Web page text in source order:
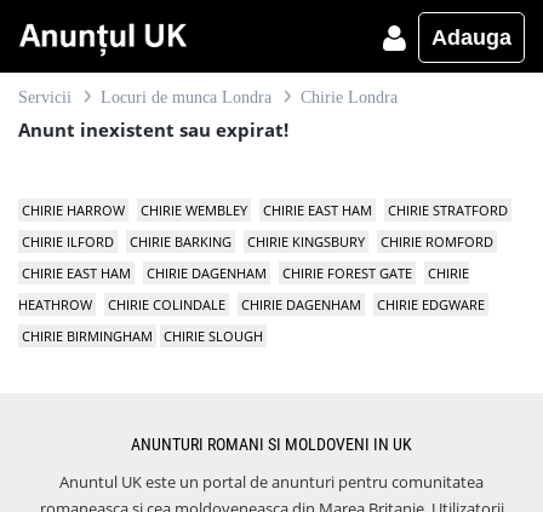
Adauga
Servicii Locuri de munca Londra Chirie Londra
Anunt inexistent sau expirat!
CHIRIE HARROW CHIRIE WEMBLEY CHIRIE EAST HAM
CHIRIE STRATFORD
CHIRIE ILFORD
CHIRIE BARKING CHIRIE KINGSBURY
CHIRIE ROMFORD
CHIRIE EAST HAM
CHIRIE DAGENHAM CHIRIE FOREST GATE
CHIRIE
HEATHROW
CHIRIE COLINDALE CHIRIE DAGENHAM
CHIRIE EDGWARE
CHIRIE BIRMINGHAM
CHIRIE SLOUGH
ANUNTURI ROMANI SI MOLDOVENI IN UK
Anuntul UK este un portal de anunturi pentru comunitatea